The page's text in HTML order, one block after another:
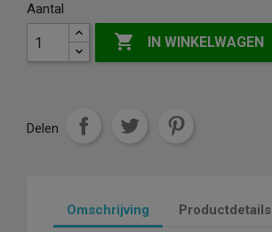
Aantal
 IN WINKELWAGEN
Delen
Omschrijving Productdetails